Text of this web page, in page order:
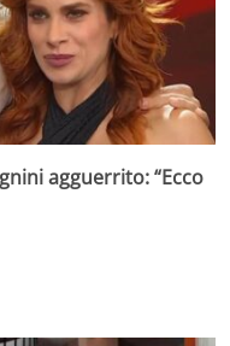
agguerrito: “Ecco